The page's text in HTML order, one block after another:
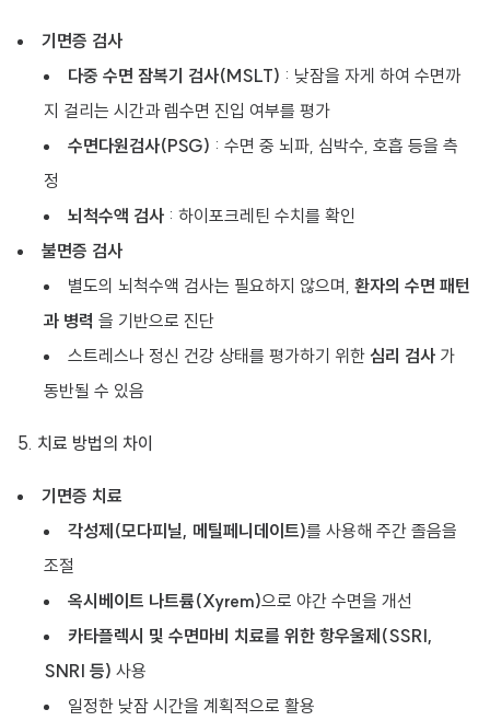
기면증 검사
다중 수면 잠복기 검사(MSLT) : 낮잠을 자게 하여 수면까
지 걸리는 시간과 렘수면 진입 여부를 평가
수면다원검사(PSG) : 수면 중 뇌파, 심박수, 호흡 등을 측
정
뇌척수액 검사 : 하이포크레틴 수치를 확인
불면증 검사
별도의 뇌척수액 검사는 필요하지 않으며, 환자의 수면 패턴
과 병력 을 기반으로 진단
스트레스나 정신 건강 상태를 평가하기 위한 심리 검사 가
동반될 수 있음
5. 치료 방법의 차이
기면증 치료
각성제(모다피닐, 메틸페니데이트)를 사용해 주간 졸음을
조절
옥시베이트 나트륨(Xyrem)으로 야간 수면을 개선
카타플렉시 및 수면마비 치료를 위한 항우울제(SSRI,
SNRI 등) 사용
일정한 낮잠 시간을 계획적으로 활용